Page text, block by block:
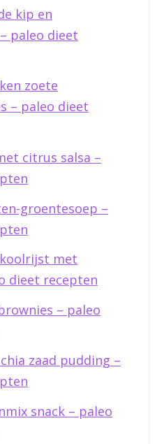
kip en
paleo dieet
zoete
– paleo dieet
citrus salsa –
groentesoep –
met
dieet recepten
– paleo
zaad pudding –
snack – paleo